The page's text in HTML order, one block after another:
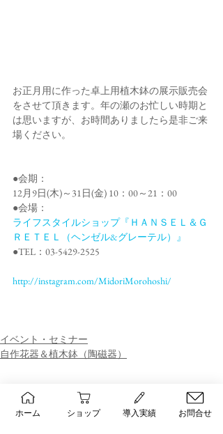
お正月用に作った卓上用植木鉢の展示販売会
をさせて頂きます。年の瀬のお忙しい時期と
は思いますが、お時間ありましたら是非ご来
場ください。
●会期：
12月9日(木)～31日(金) 10：00～21：00
●会場：
ライフスタイルショップ『ＨＡＮＳＥＬ＆Ｇ
ＲＥＴＥＬ（ヘンゼル&グレーテル）』
●TEL：03-5429-2525
http://instagram.com/MidoriMorohoshi/
イベント・セミナー
自作花器＆植木鉢（陶磁器）
最新記事 すべて表示
ホーム ショップ 導入実績 お問合せ